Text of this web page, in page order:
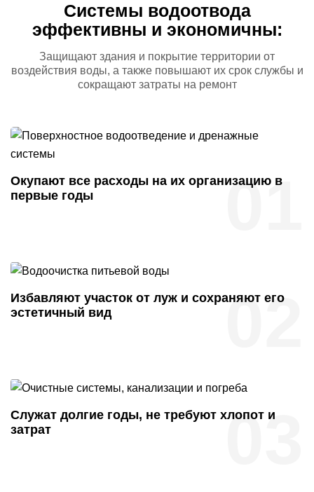
Системы водоотвода
эффективны и экономичны:
Защищают здания и покрытие территории от
воздействия воды, а также повышают их срок службы и
сокращаютзатраты на ремонт
01
Окупают все расходы на их организацию в
первые годы
02
Избавляют участок от луж и сохраняют его
эстетичный вид
03
Служат долгие годы, не требуют хлопот и
затрат